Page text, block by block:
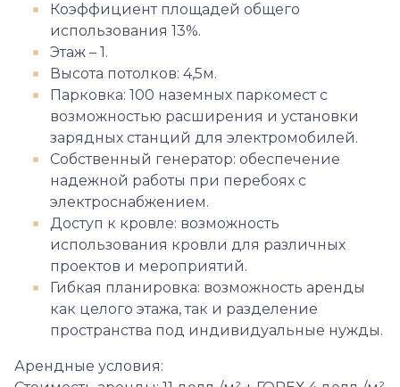
Коэффициент площадей общего
использования 13%.
Этаж – 1.
Высота потолков: 4,5м.
Парковка: 100 наземных паркомест с
возможностью расширения и установки
зарядных станций для электромобилей.
Собственный генератор: обеспечение
надежной работы при перебоях с
электроснабжением.
Доступ к кровле: возможность
использования кровли для различных
проектов и мероприятий.
Гибкая планировка: возможность аренды
как целого этажа, так и разделение
пространства под индивидуальные нужды.
Арендные условия: